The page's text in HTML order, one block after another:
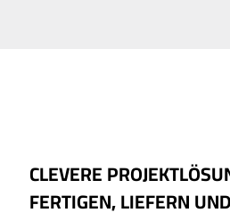
CLEVERE
FERTIGEN, LIEFERN